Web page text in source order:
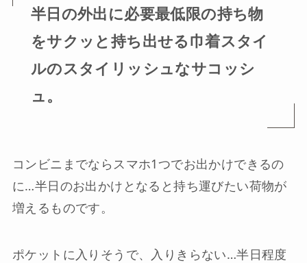
半日の外出に必要最低限の持ち物
をサクッと持ち出せる巾着スタイ
ルのスタイリッシュなサコッシ
ュ。
コンビニまでならスマホ1つでお出かけできるの
に…半日のお出かけとなると持ち運びたい荷物が
増えるものです。
ポケットに入りそうで、入りきらない…半日程度